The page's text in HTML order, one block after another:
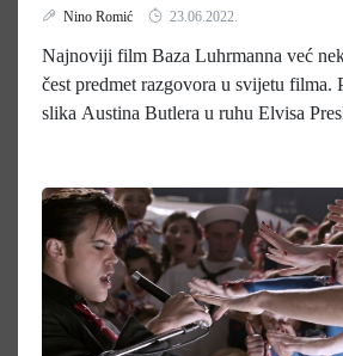
Nino Romić 23.06.2022.
Najnoviji film Baza Luhrmanna već
čest predmet razgovora u svijetu filma.
slika Austina Butlera u ruhu Elvisa